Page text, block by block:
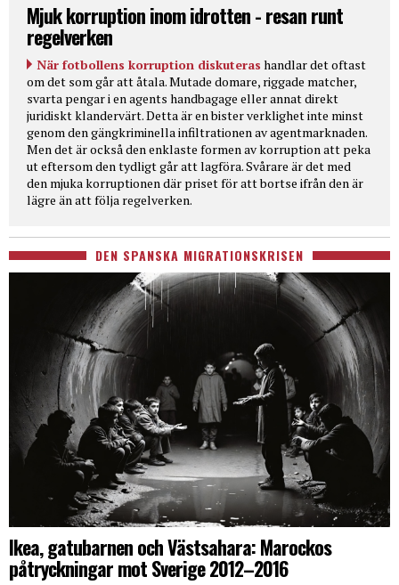
Mjuk korruption inom idrotten - resan runt
regelverken
När fotbollens korruption diskuteras handlar det oftast
om det som går att åtala. Mutade domare, riggade matcher,
svarta pengar i en agents handbagage eller annat direkt
juridiskt klandervärt. Detta är en bister verklighet inte minst
genom den gängkriminella infiltrationen av agentmarknaden.
Men det är också den enklaste formen av korruption att peka
ut eftersom den tydligt går att lagföra. Svårare är det med
den mjuka korruptionen där priset för att bortse ifrån den är
lägre än att följa regelverken.
DEN SPANSKA MIGRATIONSKRISEN
Ikea, gatubarnen och Västsahara: Marockos
påtryckningar mot Sverige 2012–2016